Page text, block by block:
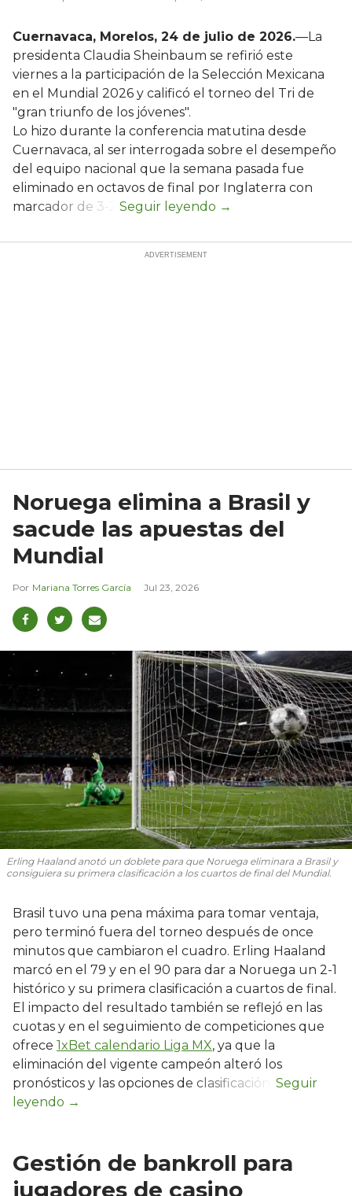
Cuernavaca, Morelos, 24 de julio de 2026.—La
presidenta Claudia Sheinbaum se refirió este
viernes a la participación de la Selección Mexicana
en el Mundial 2026 y calificó el torneo del Tri de
"gran triunfo de los jóvenes".
Lo hizo durante la conferencia matutina desde
Cuernavaca, al ser interrogada sobre el desempeño
del equipo nacional que la semana pasada fue
eliminado en octavos de final por Inglaterra con
marcador de 3-2.
Noruega elimina a Brasil y
sacude las apuestas del
Mundial
Mariana Torres García Jul 23, 2026
Erling Haaland anotó un doblete para que Noruega eliminara a Brasil y
consiguiera su primera clasificación a los cuartos de final del Mundial.
Brasil tuvo una pena máxima para tomar ventaja,
pero terminó fuera del torneo después de once
minutos que cambiaron el cuadro. Erling Haaland
marcó en el 79 y en el 90 para dar a Noruega un 2-1
histórico y su primera clasificación a cuartos de final.
El impacto del resultado también se reflejó en las
cuotas y en el seguimiento de competiciones que
ofrece 1xBet calendario Liga MX, ya que la
eliminación del vigente campeón alteró los
pronósticos y las opciones de clasificación.
Gestión de bankroll para
jugadores de casino